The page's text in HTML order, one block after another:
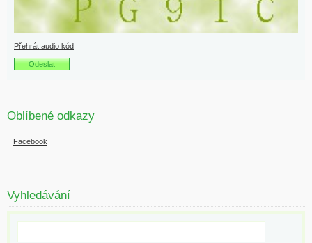
Přehrát audio kód
Oblíbené odkazy
Facebook
Vyhledávání